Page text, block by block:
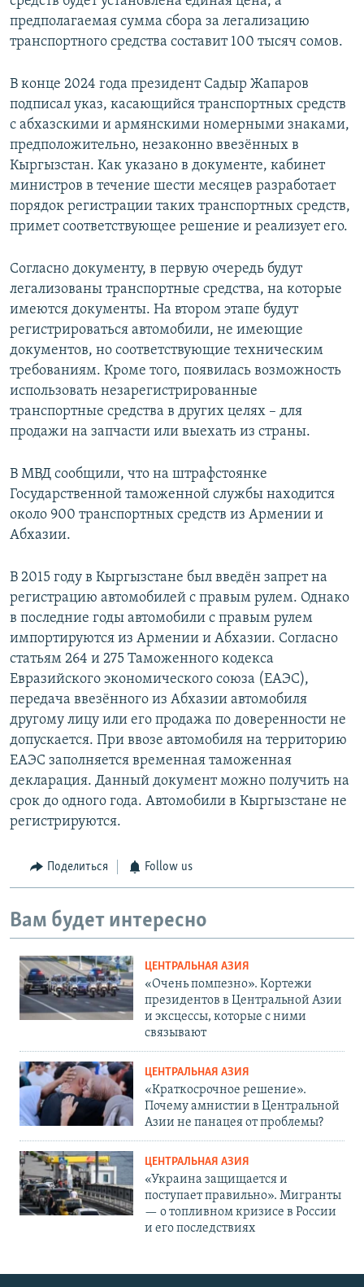
предполагаемая сумма сбора за легализацию
транспортного средства составит 100 тысяч сомов.
В конце 2024 года президент Садыр Жапаров
подписал указ, касающийся транспортных средств
с абхазскими и армянскими номерными знаками,
предположительно, незаконно ввезённых в
Кыргызстан. Как указано в документе, кабинет
министров в течение шести месяцев разработает
порядок регистрации таких транспортных средств,
примет соответствующее решение и реализует его.
Согласно документу, в первую очередь будут
легализованы транспортные средства, на которые
имеются документы. На втором этапе будут
регистрироваться автомобили, не имеющие
документов, но соответствующие техническим
требованиям. Кроме того, появилась возможность
использовать незарегистрированные
транспортные средства в других целях – для
продажи на запчасти или выехать из страны.
В МВД сообщили, что на штрафстоянке
Государственной таможенной службы находится
около 900 транспортных средств из Армении и
Абхазии.
В 2015 году в Кыргызстане был введён запрет на
регистрацию автомобилей с правым рулем. Однако
в последние годы автомобили с правым рулем
импортируются из Армении и Абхазии. Согласно
статьям 264 и 275 Таможенного кодекса
Евразийского экономического союза (ЕАЭС),
передача ввезённого из Абхазии автомобиля
другому лицу или его продажа по доверенности не
допускается. При ввозе автомобиля на территорию
ЕАЭС заполняется временная таможенная
декларация. Данный документ можно получить на
срок до одного года. Автомобили в Кыргызстане не
регистрируются.
Поделиться Follow us
Вам будет интересно
ЦЕНТРАЛЬНАЯ АЗИЯ
«Очень помпезно». Кортежи
президентов в Центральной Азии
и эксцессы, которые с ними
связывают
ЦЕНТРАЛЬНАЯ АЗИЯ
«Краткосрочное решение».
Почему амнистии в Центральной
Азии не панацея от проблемы?
ЦЕНТРАЛЬНАЯ АЗИЯ
«Украина защищается и
поступает правильно». Мигранты
— о топливном кризисе в России
и его последствиях